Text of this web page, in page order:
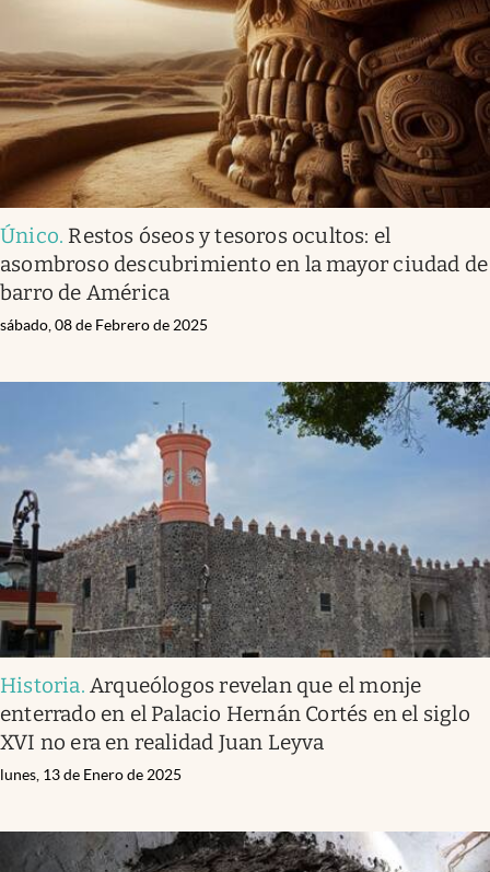
Único. Restos óseos y tesoros ocultos: el
asombroso descubrimiento en la mayor ciudad de
barro de América
sábado, 08 de Febrero de 2025
Historia.Arqueólogos revelan que el monje
enterrado en el Palacio Hernán Cortés en el siglo
XVI no era en realidad Juan Leyva
lunes, 13 de Enero de 2025